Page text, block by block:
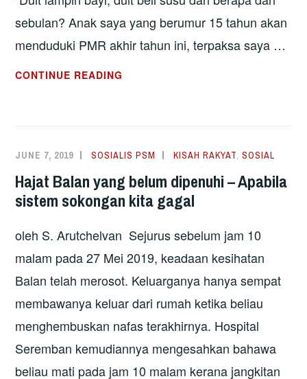
sebulan? Anak saya yang berumur 15 tahun akan
menduduki PMR akhir tahun ini, terpaksa saya …
CONTINUE READING
KAPITALIS
DAN
JALAN
JUNE 7, 2019 SOSIALIS PSM KISAH RAKYAT,SOSIAL
Hajat Balan yang belum dipenuhi – Apabila
sistem sokongan kita gagal
oleh S. Arutchelvan Sejurus sebelum jam 10
malam pada 27 Mei 2019, keadaan kesihatan
Balan telah merosot. Keluarganya hanya sempat
membawanya keluar dari rumah ketika beliau
menghembuskan nafas terakhirnya. Hospital
Seremban kemudiannya mengesahkan bahawa
beliau mati pada jam 10 malam kerana jangkitan